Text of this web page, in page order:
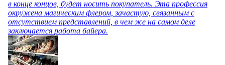
в конце концов, будет носить покупатель. Эта профессия
окружена магическим флером, зачастую, связанным с
отсутствием представлений, в чем же на самом деле
заключается работа байера.